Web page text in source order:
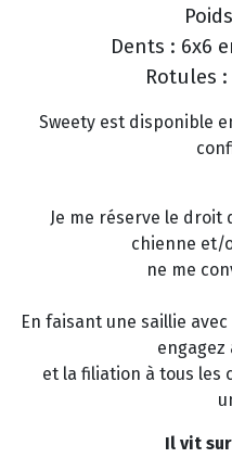
Dents : 6x6
Rotules
Sweety est disponible
Je me réserve le droit
chienne et/
ne me
En faisant une saillie
engagez
et la filiation à tous les
Il vit sur